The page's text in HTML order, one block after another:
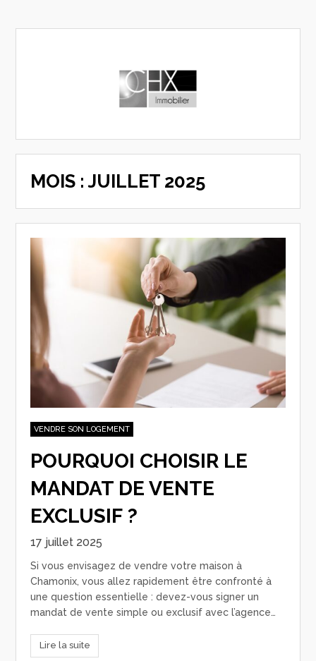
MOIS :JUILLET 2025
VENDRE SON LOGEMENT
POURQUOI CHOISIR LE
MANDAT DE VENTE
EXCLUSIF ?
17 juillet 2025
Si vous envisagez de vendre votre maison à
Chamonix, vous allez rapidement être confronté à
une question essentielle : devez-vous signer un
mandat de vente simple ou exclusif avec l’agence…
Lire la suite